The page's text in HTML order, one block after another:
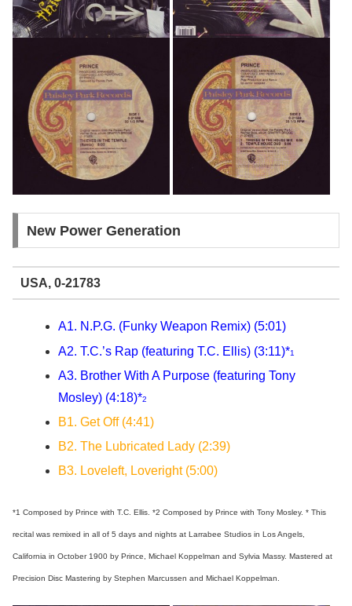
New Power Generation
USA, 0-21783
A1. N.P.G. (Funky Weapon Remix) (5:01)
A2. T.C.’s Rap (featuring T.C. Ellis) (3:11)*1
A3. Brother With A Purpose (featuring Tony
Mosley) (4:18)*2
B1. Get Off (4:41)
B2. The Lubricated Lady (2:39)
B3. Loveleft, Loveright (5:00)
*1 Composed by Prince with T.C. Ellis. *2 Composed by Prince with Tony Mosley. * This
recital was remixed in all of 5 days and nights at Larrabee Studios in Los Angels,
California in October 1900 by Prince, Michael Koppelman and Sylvia Massy. Mastered at
Precision Disc Mastering by Stephen Marcussen and Michael Koppelman.